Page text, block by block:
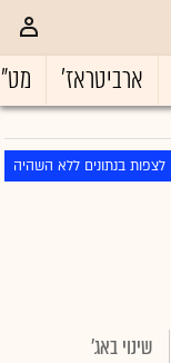
ארביטראז'
לצפות בנתונים ללא השהיה
שינוי באג'